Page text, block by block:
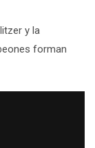
y la
forman